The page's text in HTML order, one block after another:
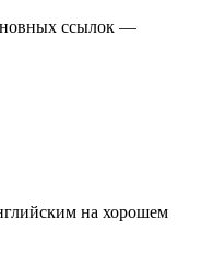
ссылок —
на хорошем